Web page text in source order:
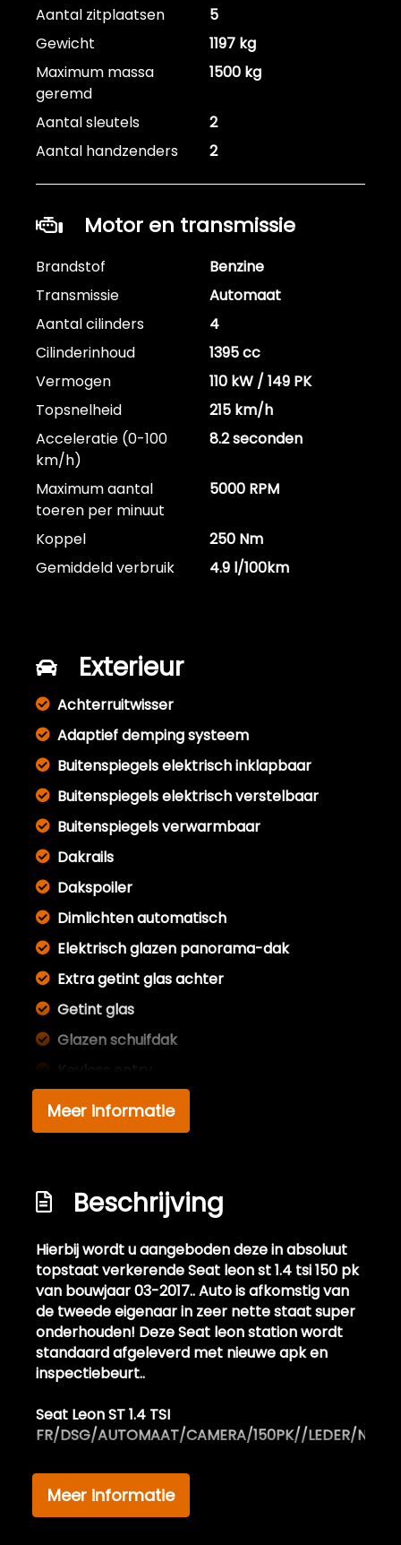
Aantal zitplaatsen
5
Gewicht
1197 kg
Maximum massa
geremd
1500 kg
Aantal sleutels
2
Aantal handzenders
2
Motor en transmissie
Brandstof
Benzine
Transmissie
Automaat
Aantal cilinders
4
Cilinderinhoud
1395 cc
Vermogen
110 kW / 149 PK
Topsnelheid
215 km/h
Acceleratie (0-100
km/h)
8.2 seconden
Maximum aantal
toeren per minuut
5000 RPM
Koppel
250 Nm
Gemiddeld verbruik
4.9 l/100km
Exterieur
Achterruitwisser
Adaptief demping systeem
Buitenspiegels elektrisch inklapbaar
Buitenspiegels elektrisch verstelbaar
Buitenspiegels verwarmbaar
Dakrails
Dakspoiler
Dimlichten automatisch
Elektrisch glazen panorama-dak
Extra getint glas achter
Getint glas
Glazen schuifdak
Keyless entry
Koplampreiniging
Koplampreiniging
Led dagrijverlichting
Lichtmetalen velgen 18"
Panoramadak
Parkeersensor achter
Parkeersensor voor
Ruitensproeiers/wisserbladen
verwarmbaar
Spiegels elektrisch inklapbaar
Sportvelgen
Trekhaak
Meer informatie
Beschrijving
Hierbij wordt u aangeboden deze in absoluut
topstaat verkerende Seat leon st 1.4 tsi 150 pk
van bouwjaar 03-2017.. Auto is afkomstig van
de tweede eigenaar in zeer nette staat super
onderhouden! Deze Seat leon station wordt
standaard afgeleverd met nieuwe apk en
inspectiebeurt..
Seat Leon ST 1.4 TSI
FR/DSG/AUTOMAAT/CAMERA/150PK//LEDER/
Extra informatie:
Deze in nieuwstaat verkerende Seat leon
station van bouwjaar 2017 beschikt over de
Meer informatie